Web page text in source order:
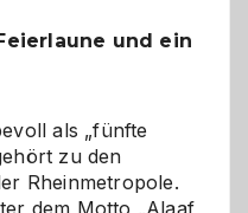
geworden
und ein
als „fünfte
zu den
Rheinmetropole.